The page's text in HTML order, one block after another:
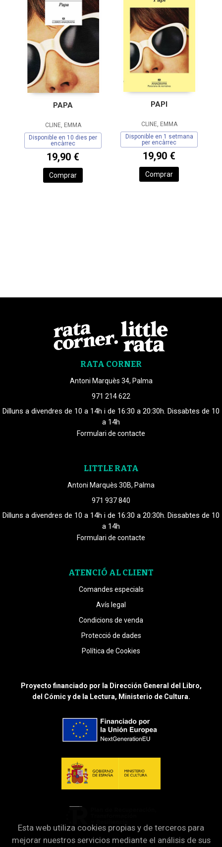
PAPA
CLINE, EMMA
Disponible en 10 dies per
encàrrec
19,90 €
Comprar
PAPI
CLINE, EMMA
Disponible en 1 setmana
per encàrrec
19,90 €
Comprar
RATA CORNER
Antoni Marquès 34, Palma
971 214 622
Dilluns a divendres de 10 a 14h i de 16:30 a 20:30h. Dissabtes de 10
a 14h
Formulari de contacte
LITTLE RATA
Antoni Marquès 30B, Palma
971 937 840
Dilluns a divendres de 10 a 14h i de 16:30 a 20:30h. Dissabtes de 10
a 14h
Formulari de contacte
ATENCIÓ AL CLIENT
Comandes especials
Avís legal
Condicions de venda
Protecció de dades
Política de Cookies
Proyecto financiado por la Dirección General del Libro,
del Cómic y de la Lectura, Ministerio de Cultura.
Esta web utiliza cookies propias y de terceros para
mejorar nuestros servicios mediante el análisis de sus